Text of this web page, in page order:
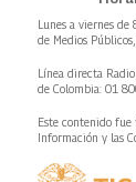
Lunes a viernes de
de Medios
Línea directa
de Colombia: 01
Este contenido fue
Información y las